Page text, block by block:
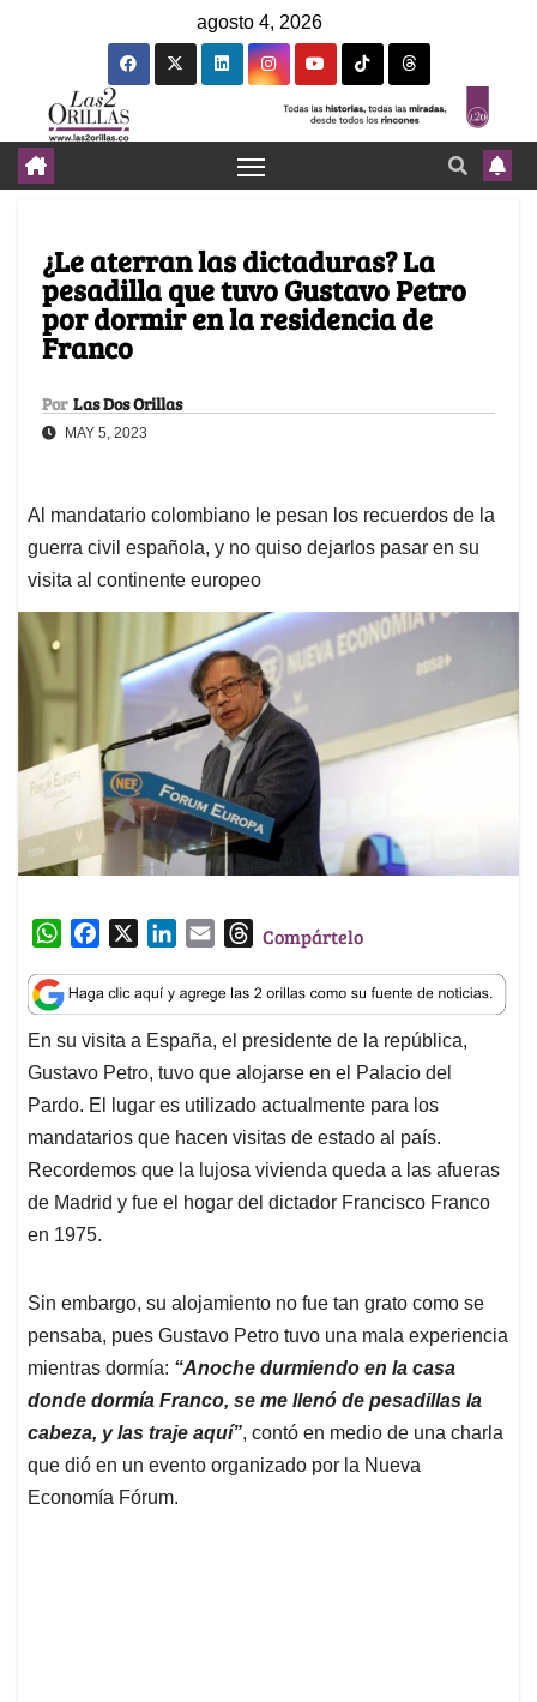
agosto 4, 2026
¿Le aterran las dictaduras? La
pesadilla que tuvo Gustavo Petro
por dormir en la residencia de
Franco
Por Las Dos Orillas
MAY 5, 2023
Al mandatario colombiano le pesan los recuerdos de la
guerra civil española, y no quiso dejarlos pasar en su
visita al continente europeo
W
a
t
s
A
p
p
c
e
b
o
o
k
n
k
e
d
I
n
a
i
l
T
r
e
a
d
s
Compártelo
En su visita a España, el presidente de la república,
Gustavo Petro, tuvo que alojarse en el Palacio del
Pardo. El lugar es utilizado actualmente para los
mandatarios que hacen visitas de estado al país.
Recordemos que la lujosa vivienda queda a las afueras
de Madrid y fue el hogar del dictador Francisco Franco
en 1975.
Sin embargo, su alojamiento no fue tan grato como se
pensaba, pues Gustavo Petro tuvo una mala experiencia
mientras dormía: “Anoche durmiendo en la casa
donde dormía Franco, se me llenó de pesadillas la
cabeza, y las traje aquí”, contó en medio de una charla
que dió en un evento organizado por la Nueva
Economía Fórum.